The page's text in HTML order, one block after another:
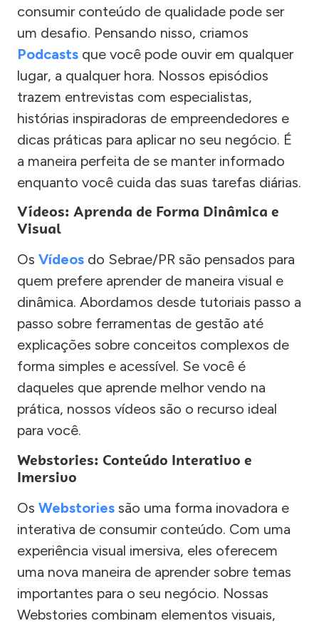
consumir conteúdo de qualidade pode ser
um desafio. Pensando nisso, criamos
Podcasts que você pode ouvir em qualquer
lugar, a qualquer hora. Nossos episódios
trazem entrevistas com especialistas,
histórias inspiradoras de empreendedores e
dicas práticas para aplicar no seu negócio. É
a maneira perfeita de se manter informado
enquanto você cuida das suas tarefas diárias.
Vídeos: Aprenda de Forma Dinâmica e
Visual
Os Vídeos do Sebrae/PR são pensados para
quem prefere aprender de maneira visual e
dinâmica. Abordamos desde tutoriais passo a
passo sobre ferramentas de gestão até
explicações sobre conceitos complexos de
forma simples e acessível. Se você é
daqueles que aprende melhor vendo na
prática, nossos vídeos são o recurso ideal
para você.
Webstories: Conteúdo Interativo e
Imersivo
Os Webstories são uma forma inovadora e
interativa de consumir conteúdo. Com uma
experiência visual imersiva, eles oferecem
uma nova maneira de aprender sobre temas
importantes para o seu negócio. Nossas
Webstories combinam elementos visuais,